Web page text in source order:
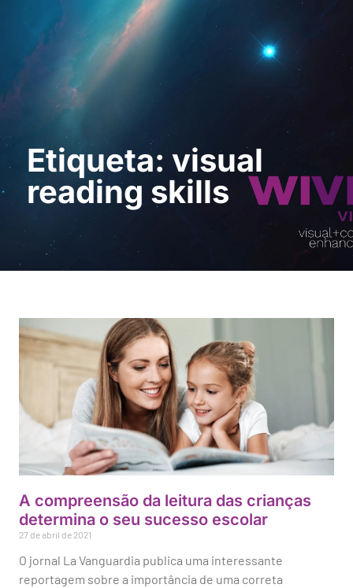
demonstração
Etiqueta: visual
reading skills
A compreensão da leitura das crianças
determina o seu sucesso escolar
27 de abril de 2021
O jornal La Vanguardia publica uma interessante
reportagem sobre a importância de uma correta